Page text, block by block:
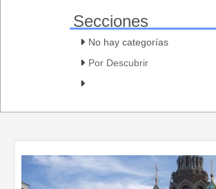
Secciones
No hay categorías
Por Descubrir